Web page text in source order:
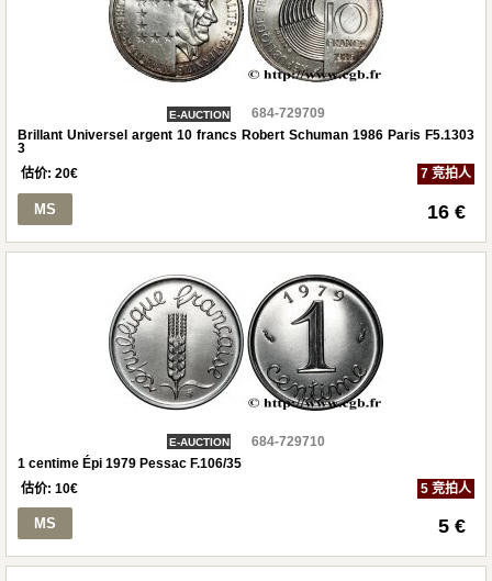
E-AUCTION
684-729709
Brillant Universel argent 10 francs Robert Schuman 1986 Paris F5.1303
3
估价: 20€ 7 竞拍人
MS 16 €
E-AUCTION
684-729710
1 centime Épi 1979 Pessac F.106/35
估价: 10€ 5 竞拍人
MS 5 €